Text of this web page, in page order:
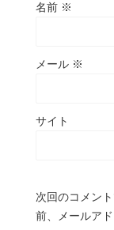
名前 ※
メール ※
サイト
次回のコメン
前、メールア